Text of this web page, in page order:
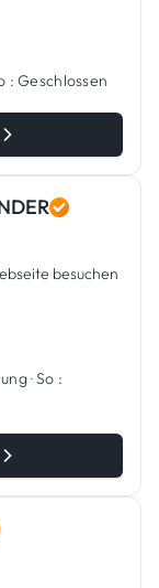
: Geschlossen
besuchen
·So :